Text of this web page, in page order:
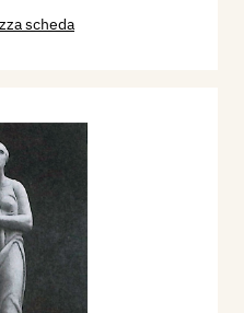
scheda